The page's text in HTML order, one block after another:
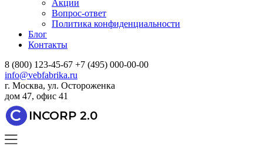
Акции
Вопрос-ответ
Политика конфиденциальности
Блог
Контакты
8 (800) 123-45-67 +7 (495) 000-00-00
info@vebfabrika.ru
г. Москва, ул. Остороженка
дом 47, офис 41
INCORP 2.0
C